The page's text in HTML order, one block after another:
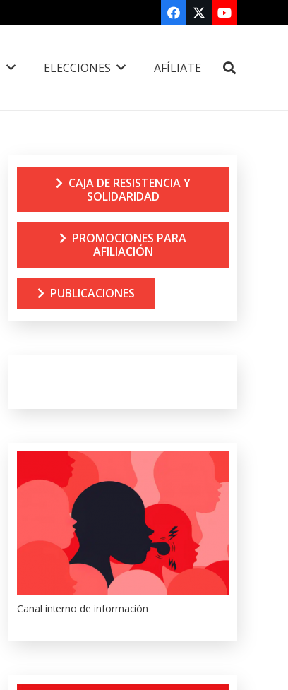
ELECCIONES AFÍLIATE
CAJA DE RESISTENCIA Y
SOLIDARIDAD
PROMOCIONES PARA
AFILIACIÓN
PUBLICACIONES
Canal interno de información